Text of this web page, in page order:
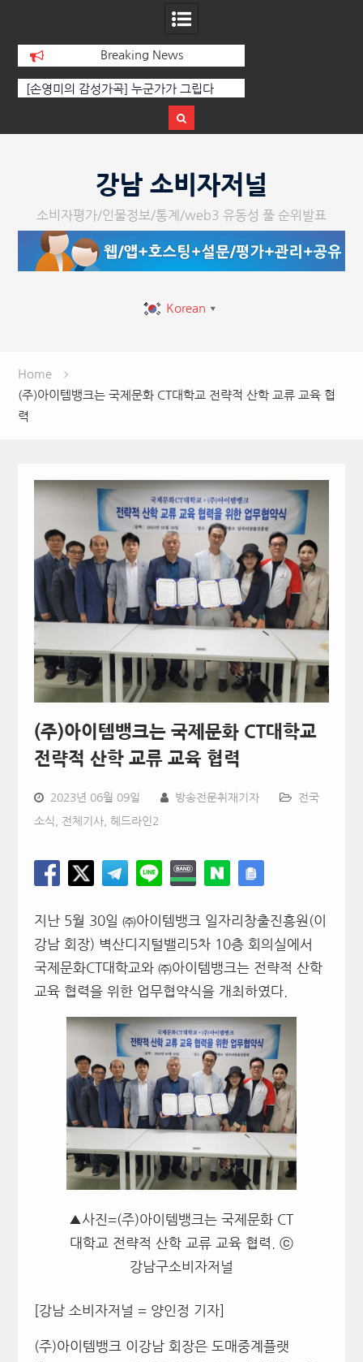
Breaking News
[손영미의 감성가곡] 누군가가 그립다
강남 소비자저널
소비자평가/인물정보/통계/web3 유동성 풀 순위발표
Korean ▼
Home
(주)아이템뱅크는 국제문화 CT대학교 전략적 산학 교류 교육 협
력
(주)아이템뱅크는 국제문화 CT대학교
전략적 산학 교류 교육 협력
2023년 06월 09일 방송전문취재기자 전국
소식 전체기사, 헤드라인2
지난 5월 30일 ㈜아이템뱅크 일자리창출진흥원(이
강남 회장) 벽산디지털밸리5차 10층 회의실에서
국제문화CT대학교와 ㈜아이템뱅크는 전략적 산학
교육 협력을 위한 업무협약식을 개최하였다.
▲사진=(주)아이템뱅크는 국제문화 CT
대학교 전략적 산학 교류 교육 협력. ⓒ
강남구소비자저널
[강남 소비자저널 = 양인정 기자]
(주)아이템뱅크 이강남 회장은 도매중계플랫